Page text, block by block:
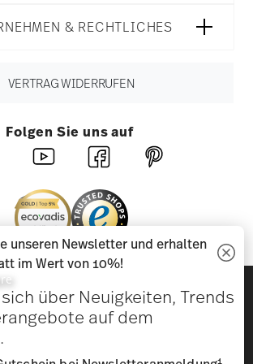
& RECHTLICHES
VERTRAG WIDERRUFEN
Folgen Sie uns auf
Sie unsere Marken
& Funktionalität für Ihr Zuhause
unseren Newsletter und erhalten
im Wert von 10%!
über Neuigkeiten, Trends
auf dem
1